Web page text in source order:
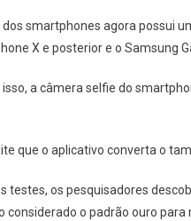
smartphones agora possui
X e posterior e o Samsung
isso, a câmera selfie do
que o aplicativo converta o
testes, os pesquisadores
considerado o padrão ouro